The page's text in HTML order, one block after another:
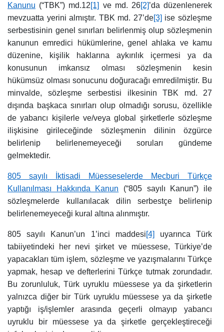
Kanunu (“TBK”) md.12[1] ve md. 26[2]’da düzenlenerek
mevzuatta yerini almıştır. TBK md. 27’de[3] ise sözleşme
serbestisinin genel sınırları belirlenmiş olup sözleşmenin
kanunun emredici hükümlerine, genel ahlaka ve kamu
düzenine, kişilik haklarına aykırılık içermesi ya da
konusunun imkansız olması sözleşmenin kesin
hükümsüz olması sonucunu doğuracağı emredilmiştir. Bu
minvalde, sözleşme serbestisi ilkesinin TBK md. 27
dışında başkaca sınırları olup olmadığı sorusu, özellikle
de yabancı kişilerle ve/veya global şirketlerle sözleşme
ilişkisine girileceğinde sözleşmenin dilinin özgürce
belirlenip belirlenemeyeceği soruları gündeme
gelmektedir.
805 sayılı İktisadi Müesseselerde Mecburi Türkçe
Kullanılması Hakkında Kanun (“805 sayılı Kanun”) ile
sözleşmelerde kullanılacak dilin serbestçe belirlenip
belirlenemeyeceği kural altına alınmıştır.
805 sayılı Kanun’un 1’inci maddesi[4] uyarınca Türk
tabiiyetindeki her nevi şirket ve müessese, Türkiye’de
yapacakları tüm işlem, sözleşme ve yazışmalarını Türkçe
yapmak, hesap ve defterlerini Türkçe tutmak zorundadır.
Bu zorunluluk, Türk uyruklu müessese ya da şirketlerin
yalnızca diğer bir Türk uyruklu müessese ya da şirketle
yaptığı iş/işlemler arasında geçerli olmayıp yabancı
uyruklu bir müessese ya da şirketle gerçekleştireceği